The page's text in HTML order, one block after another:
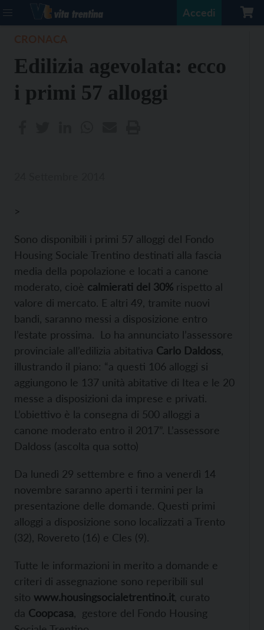
Accedi
Edilizia agevolata: ecco
i primi 57 alloggi
>
Sono disponibili i primi 57 alloggi del Fondo
Housing Sociale Trentino destinati alla fascia
media della popolazione e locati a canone
moderato, cioè calmierati del 30% rispetto al
valore di mercato. E altri 49, tramite nuovi
bandi, saranno messi a disposizione entro
l’estate prossima. Lo ha annunciato l’assessore
provinciale all’edilizia abitativa Carlo Daldoss
illustrando il piano: “a questi 106 alloggi si
aggiungono le 137 unità abitative di Itea e le 20
messe a disposizioni da imprese e privati.
L’obiettivo è la consegna di 500 alloggi a
canone moderato entro il 2017”. L’assessore
Daldoss (ascolta qua sotto)
Da lunedì 29 settembre e fino a venerdì 14
novembre saranno aperti i termini per la
presentazione delle domande. Questi primi
alloggi a disposizione sono localizzati a Trento
(32), Rovereto (16) e Cles (9).
Tutte le informazioni in merito a domande e
criteri di assegnazione sono reperibili sul
sito www.housingsocialetrentino.it, curato
da Coopcasa , gestore del Fondo Housing